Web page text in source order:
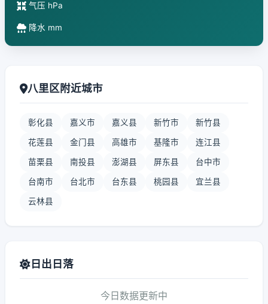
气压 hPa
降水 mm
八里区附近城市
彰化县 嘉义市 嘉义县 新竹市 新竹县
花莲县 金门县 高雄市 基隆市 连江县
苗栗县 南投县 澎湖县 屏东县 台中市
台南市 台北市 台东县 桃园县 宜兰县
云林县
日出日落
今日数据更新中